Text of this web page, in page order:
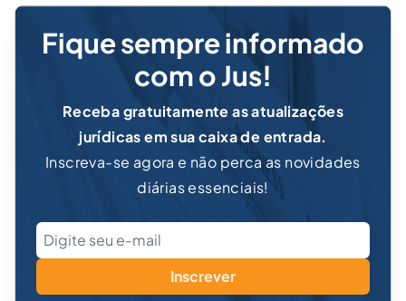
Fique sempre informado
com o Jus!
Receba gratuitamente as atualizações
jurídicas em sua caixa de entrada.
Inscreva-se agora e não perca as novidades
diárias essenciais!
Inscrever